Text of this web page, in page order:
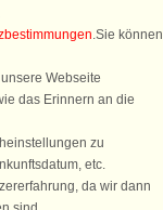
.Sie können
Webseite
das Erinnern an die
zu
etc.
da wir dann